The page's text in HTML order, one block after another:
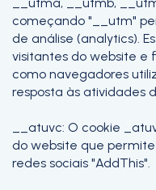
começando "__utm"
de análise (analytics).
visitantes do website e
como navegadores
resposta às atividades
__atuvc: O cookie
do website que
redes sociais "AddThis".